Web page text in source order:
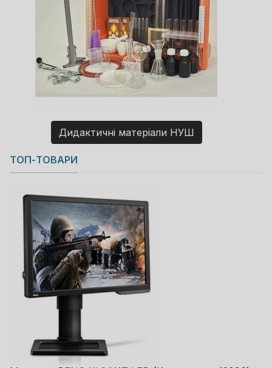
Дидактичні матеріали НУШ
Copyright MAXXmarketing GmbH
JoomShopping Download & Support
ТОП-ТОВАРИ